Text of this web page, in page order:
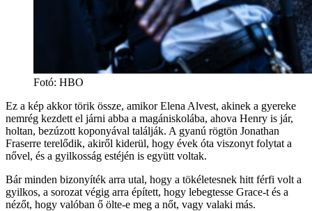
Fotó: HBO
Ez a kép akkor törik össze, amikor Elena Alvest, akinek a gyereke
nemrég kezdett el járni abba a magániskolába, ahova Henry is jár,
holtan, bezúzott koponyával találják. A gyanú rögtön Jonathan
Fraserre terelődik, akiről kiderül, hogy évek óta viszonyt folytat a
nővel, és a gyilkosság estéjén is együtt voltak.
Bár minden bizonyíték arra utal, hogy a tökéletesnek hitt férfi volt a
gyilkos, a sorozat végig arra épített, hogy lebegtesse Grace-t és a
nézőt, hogy valóban ő ölte-e meg a nőt, vagy valaki más.